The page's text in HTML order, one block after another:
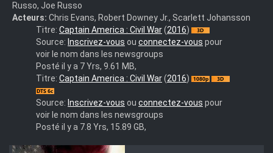
Russo, Joe Russo
Acteurs: Chris Evans, Robert Downey Jr., Scarlett Johansson
Captain.America.:.Civil.War.2016.Full.BluRay.3D.MULTI
Titre: Captain America : Civil War(2016)
Source: Inscrivez-vous ou connectez-vous pour
voir le nom dans les newsgroups
Posté il y a 7 Yrs, 9.61 MB,
Titre: Captain America : Civil War(2016)
Source: Inscrivez-vous ou connectez-vous pour
voir le nom dans les newsgroups
Posté il y a 7.8 Yrs, 15.89 GB,